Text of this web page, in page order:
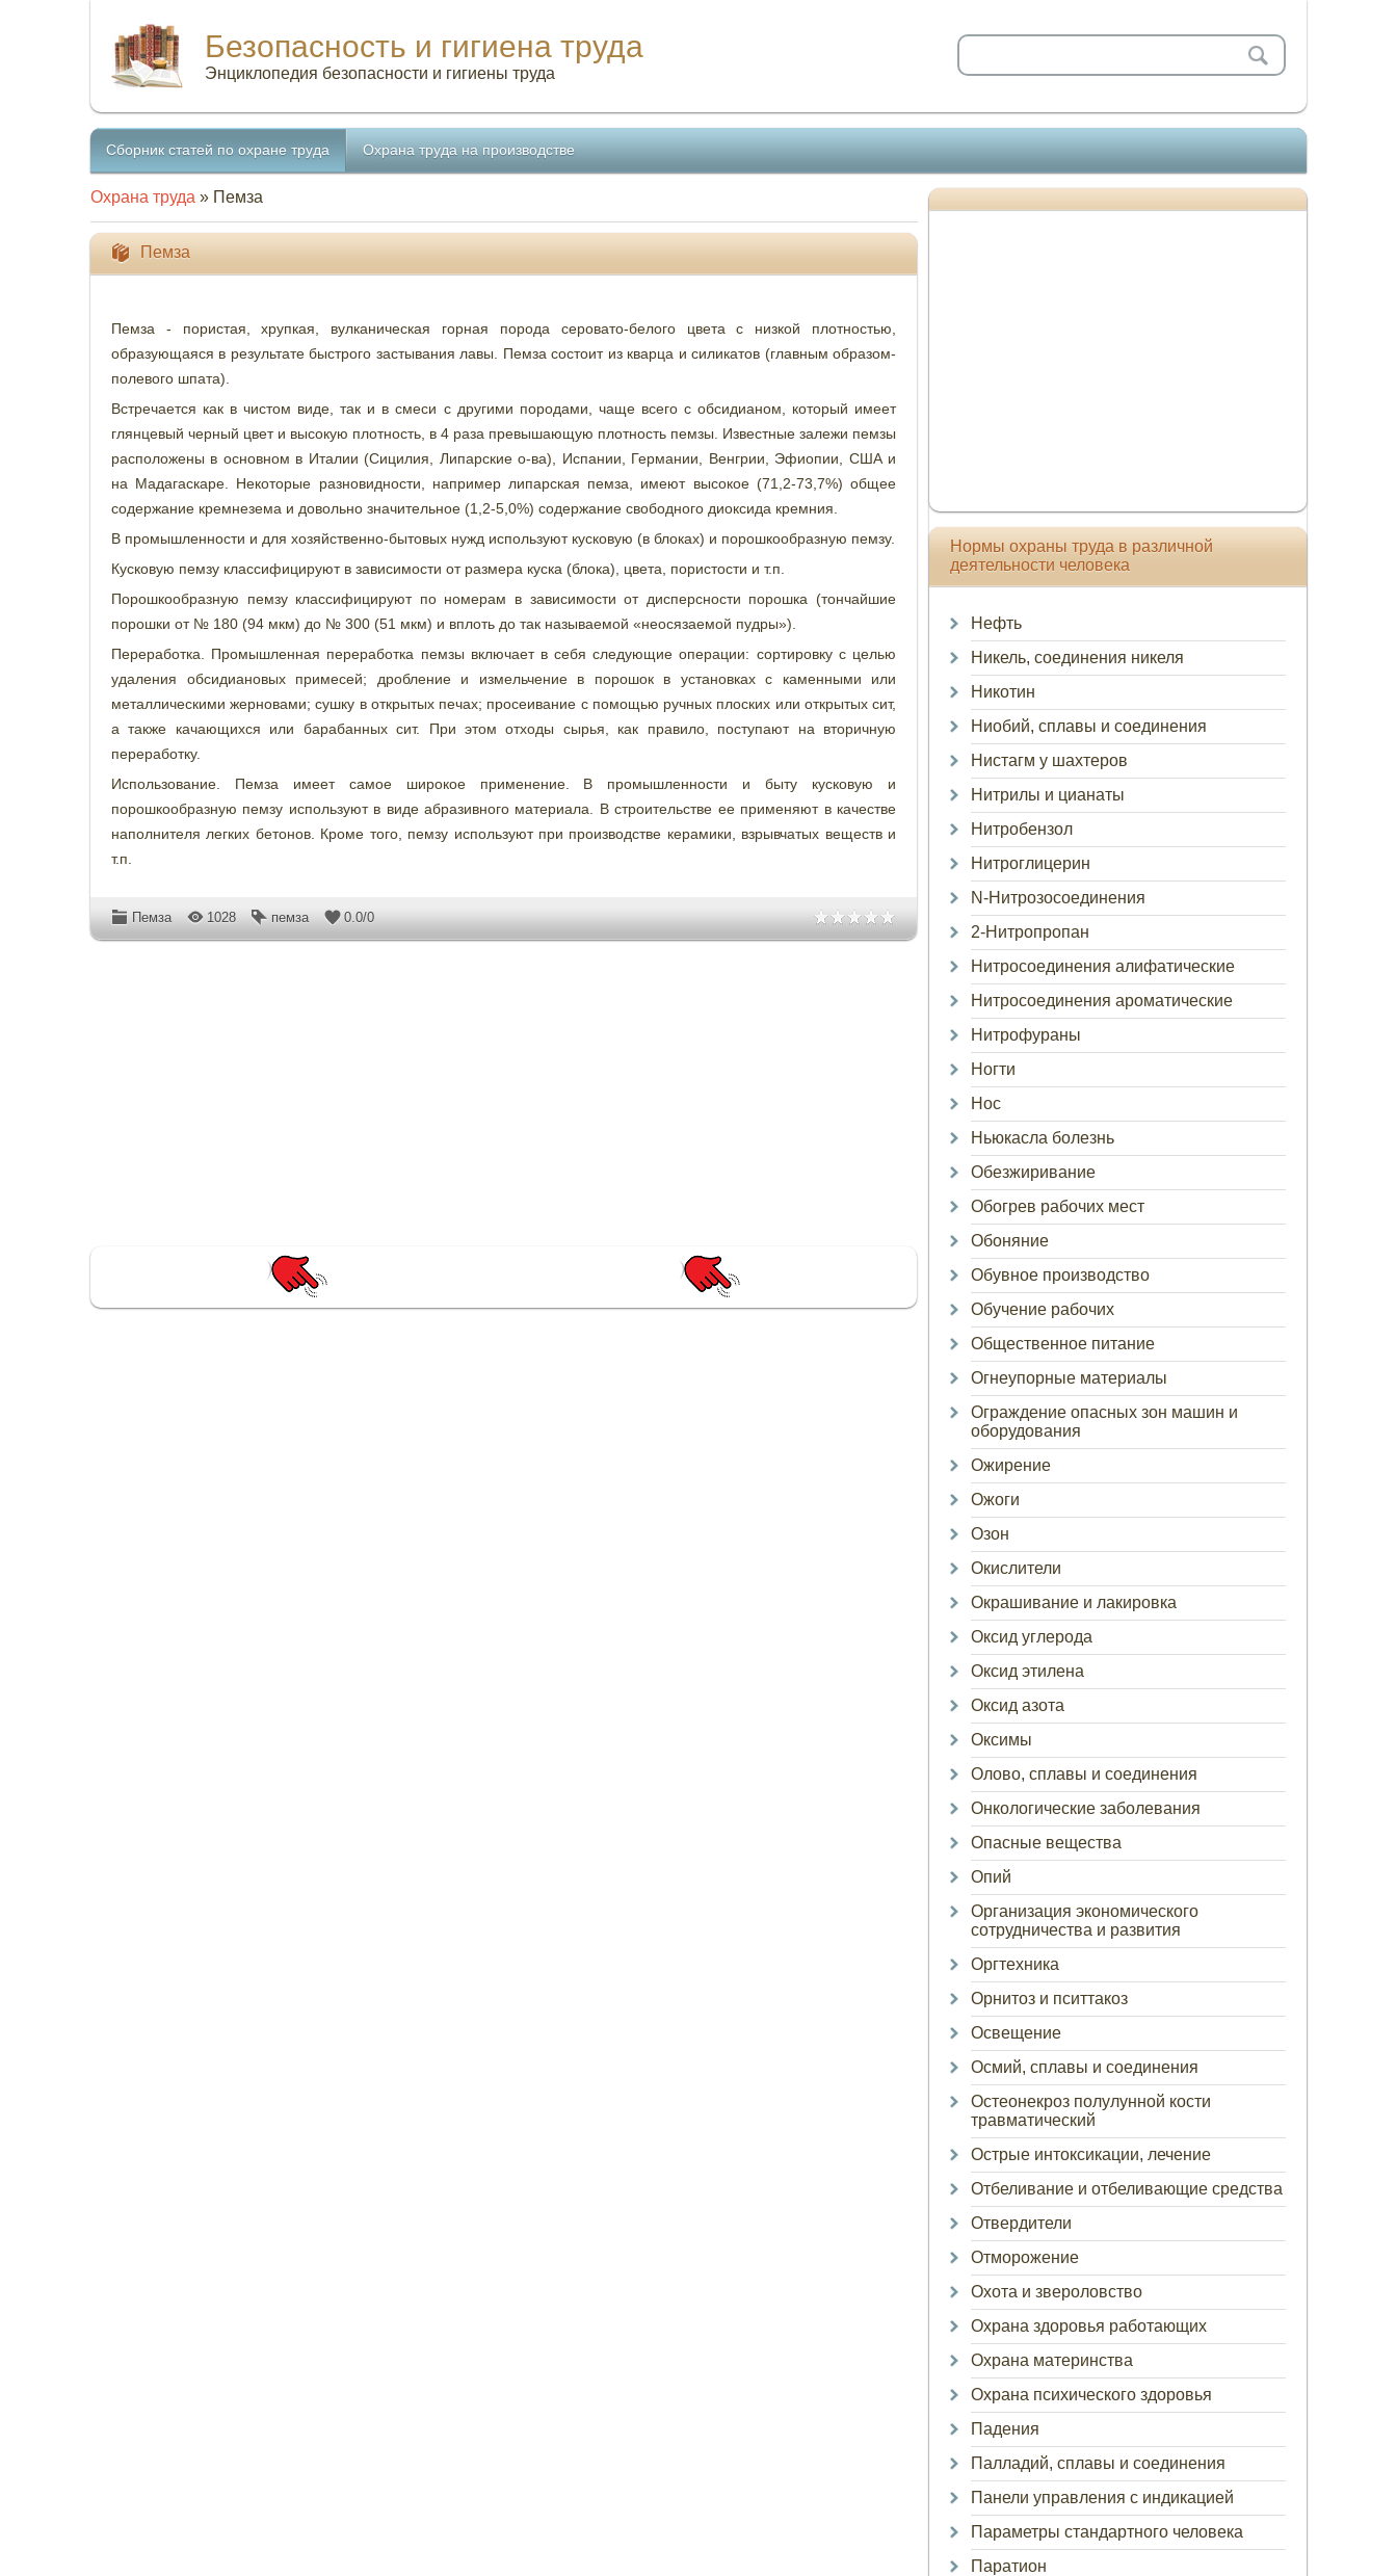
Безопасность и гигиена труда
Энциклопедия безопасности и гигиены труда
Сборник статей по охране труда Охрана труда на производстве
Охрана труда » Пемза
Пемза
Пемза - пористая, хрупкая, вулканическая горная порода серовато-белого цвета с низкой плотностью,
образующаяся в результате быстрого застывания лавы. Пемза состоит из кварца и силикатов (главным образом-
полевого шпата).
Встречается как в чистом виде, так и в смеси с другими породами, чаще всего с обсидианом, который имеет
глянцевый черный цвет и высокую плотность, в 4 раза превышающую плотность пемзы. Известные залежи пемзы
расположены в основном в Италии (Сицилия, Липарские о-ва), Испании, Германии, Венгрии, Эфиопии, США и
на Мадагаскаре. Некоторые разновидности, например липарская пемза, имеют высокое (71,2-73,7%) общее
содержание кремнезема и довольно значительное (1,2-5,0%) содержание свободного диоксида кремния.
В промышленности и для хозяйственно-бытовых нужд используют кусковую (в блоках) и порошкообразную пемзу.
Кусковую пемзу классифицируют в зависимости от размера куска (блока), цвета, пористости и т.п.
Порошкообразную пемзу классифицируют по номерам в зависимости от дисперсности порошка (тончайшие
порошки от № 180 (94 мкм) до № 300 (51 мкм) и вплоть до так называемой «неосязаемой пудры»).
Переработка. Промышленная переработка пемзы включает в себя следующие операции: сортировку с целью
удаления обсидиановых примесей; дробление и измельчение в порошок в установках с каменными или
металлическими жерновами; сушку в открытых печах; просеивание с помощью ручных плоских или открытых сит,
а также качающихся или барабанных сит. При этом отходы сырья, как правило, поступают на вторичную
переработку.
Использование. Пемза имеет самое широкое применение. В промышленности и быту кусковую и
порошкообразную пемзу используют в виде абразивного материала. В строительстве ее применяют в качестве
наполнителя легких бетонов. Кроме того, пемзу используют при производстве керамики, взрывчатых веществ и
т.п.
Пемза 1028 пемза 0.0/0
Нормы охраны труда в различной
деятельности человека
Нефть
Никель, соединения никеля
Никотин
Ниобий, сплавы и соединения
Нистагм у шахтеров
Нитрилы и цианаты
Нитробензол
Нитроглицерин
N-Нитрозосоединения
2-Нитропропан
Нитросоединения алифатические
Нитросоединения ароматические
Нитрофураны
Ногти
Нос
Ньюкасла болезнь
Обезжиривание
Обогрев рабочих мест
Обоняние
Обувное производство
Обучение рабочих
Общественное питание
Огнеупорные материалы
Ограждение опасных зон машин и
оборудования
Ожирение
Ожоги
Озон
Окислители
Окрашивание и лакировка
Оксид углерода
Оксид этилена
Оксид азота
Оксимы
Олово, сплавы и соединения
Онкологические заболевания
Опасные вещества
Опий
Организация экономического
сотрудничества и развития
Оргтехника
Орнитоз и пситтакоз
Освещение
Осмий, сплавы и соединения
Остеонекроз полулунной кости
травматический
Острые интоксикации, лечение
Отбеливание и отбеливающие средства
Отвердители
Отморожение
Охота и звероловство
Охрана здоровья работающих
Охрана материнства
Охрана психического здоровья
Падения
Палладий, сплавы и соединения
Панели управления с индикацией
Параметры стандартного человека
Паратион